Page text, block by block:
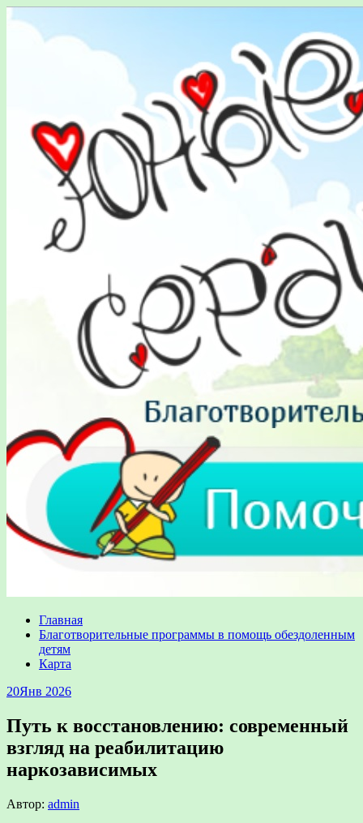
Главная
Благотворительные программы в помощь обездоленным
детям
Карта
20Янв 2026
Путь к восстановлению: современный
взгляд на реабилитацию
наркозависимых
Автор: admin